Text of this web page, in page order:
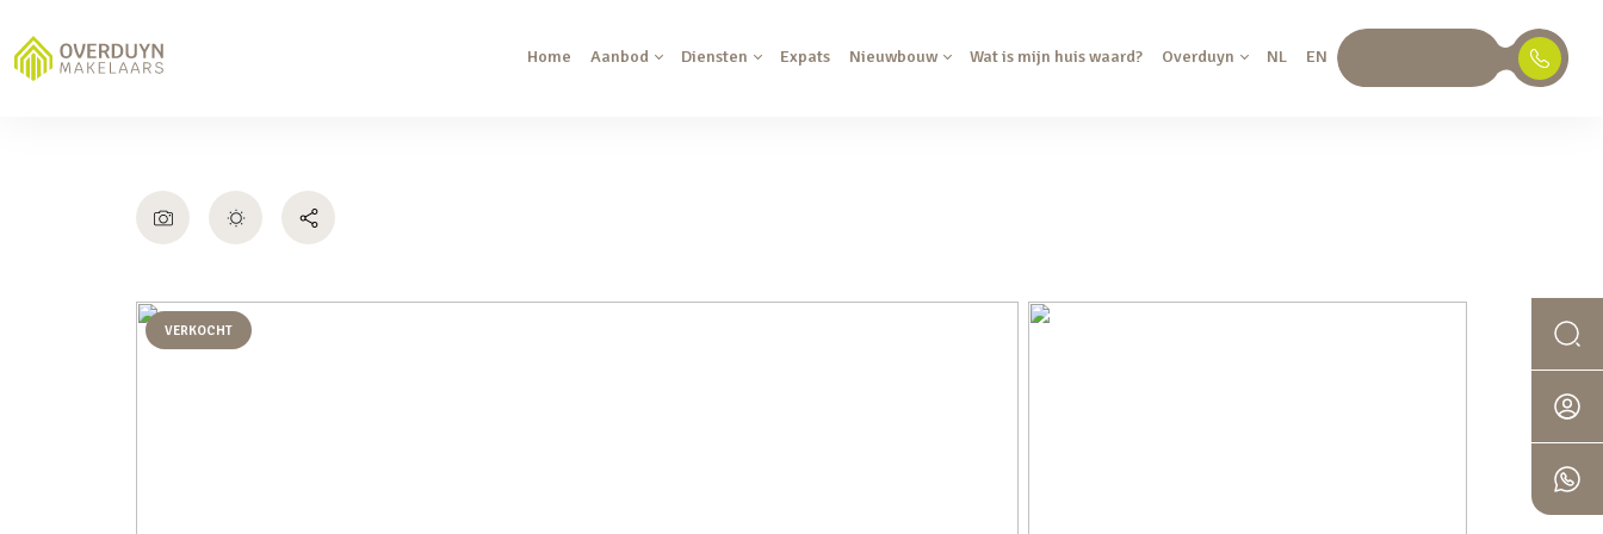
Home Aanbod Diensten Expats Nieuwbouw Wat is mijn huis waard? Overduyn NL EN
VERKOCHT